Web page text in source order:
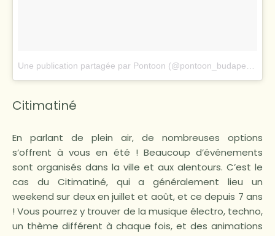
Citimatiné
En parlant de plein air, de nombreuses options
s’offrent à vous en été ! Beaucoup d’événements
sont organisés dans la ville et aux alentours. C’est le
cas du Citimatiné, qui a généralement lieu un
weekend sur deux en juillet et août, et ce depuis 7 ans
! Vous pourrez y trouver de la musique électro, techno,
un thème différent à chaque fois, et des animations